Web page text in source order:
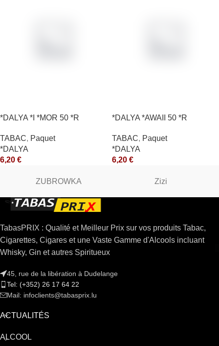
*DALYA *I *MOR 50 *R
TABAC, Paquet
*DALYA
6,20 €
*DALYA *AWAII 50 *R
TABAC, Paquet
*DALYA
6,20 €
ZUBROWKA Zizi
TabasPRIX : Qualité et Meilleur Prix sur vos produits Tabac,
Cigarettes, Cigares et une Vaste Gamme d'Alcools incluant
Whisky, Gin et autres Spiritueux
45, rue de la libération à Dudelange
Tel: (+352) 26 17 64 22
Mail: infoclients@tabasprix.lu
ACTUALITÉS
ALCOOL